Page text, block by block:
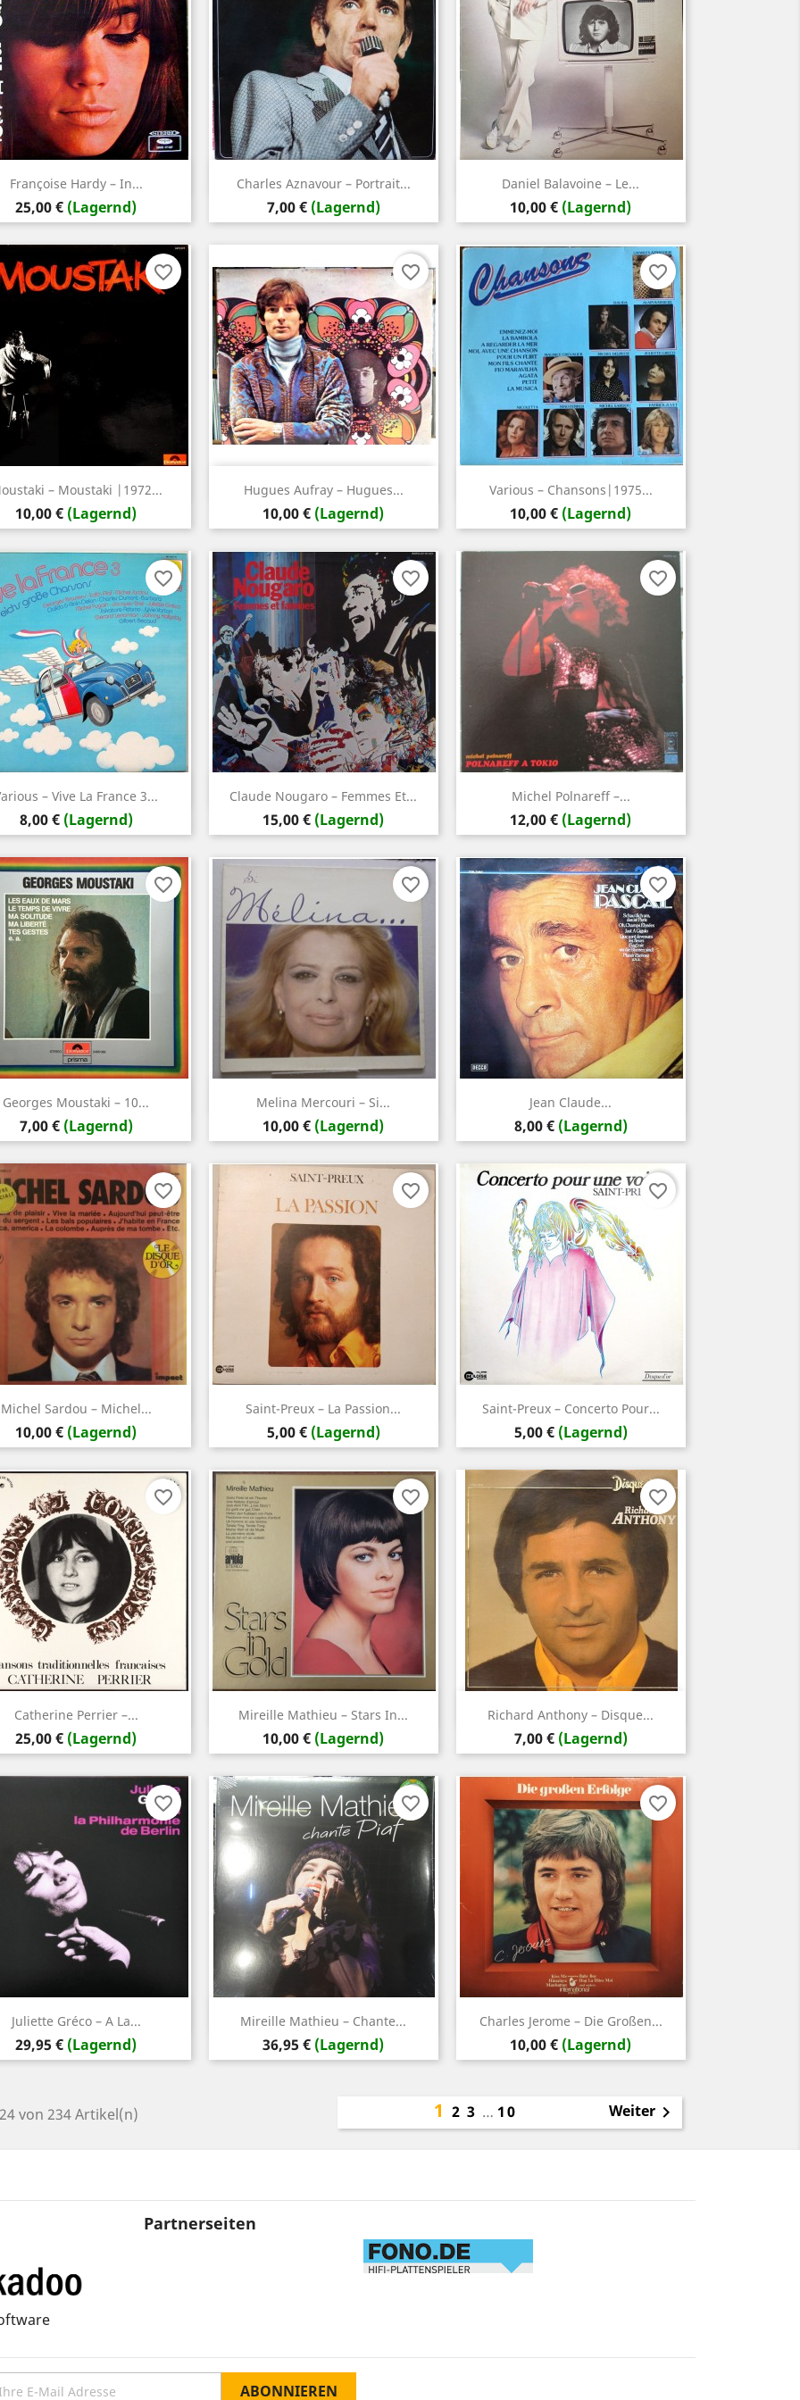
Françoise Hardy – In...
Preis
25,00 € (Lagernd)
Vorschau Charles Aznavour – Portrait...
Preis
7,00 € (Lagernd)
Vorschau Daniel Balavoine – Le...
Preis
10,00 € (Lagernd)
Vorschau
– Moustaki |1972...
Preis
10,00 € (Lagernd)
 Vorschau
favorite_border
Hugues Aufray – Hugues...
Preis
10,00 € (Lagernd)
Vorschau
favorite_border
Various – Chansons|1975...
Preis
10,00 € (Lagernd)
 Vorschau
favorite_border
– Vive La France 3...
Preis
8,00 € (Lagernd)
Vorschau
favorite_border
Claude Nougaro – Femmes Et...
Preis
15,00 € (Lagernd)
Vorschau
favorite_border
Michel Polnareff –...
Preis
12,00 € (Lagernd)
Vorschau
favorite_border
Georges Moustaki – 10...
Preis
7,00 € (Lagernd)
 Vorschau
favorite_border
Melina Mercouri – Si...
Preis
10,00 € (Lagernd)
 Vorschau
favorite_border
Jean Claude...
Preis
8,00 € (Lagernd)
Vorschau
favorite_border
Michel Sardou – Michel...
Preis
10,00 € (Lagernd)
Vorschau
favorite_border
Saint-Preux – La Passion...
Preis
5,00 € (Lagernd)
Vorschau
favorite_border
Saint-Preux – Concerto Pour...
Preis
5,00 € (Lagernd)
Vorschau
favorite_border
Catherine Perrier –...
Preis
25,00 € (Lagernd)
Vorschau
favorite_border
Mireille Mathieu – Stars In...
Preis
10,00 € (Lagernd)
Vorschau
favorite_border
Richard Anthony – Disque...
Preis
7,00 € (Lagernd)
Vorschau
favorite_border
Juliette Gréco – A La...
Preis
29,95 € (Lagernd)
 Vorschau
favorite_border
Mireille Mathieu – Chante...
Preis
36,95 € (Lagernd)
Vorschau
favorite_border
Charles Jerome – Die Großen...
Preis
10,00 € (Lagernd)
Vorschau
favorite_border
von 234 Artikel(n) 123 … 10 Weiter
Partnerseiten